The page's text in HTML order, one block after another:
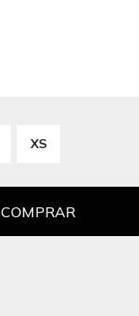
XS
COMPRAR